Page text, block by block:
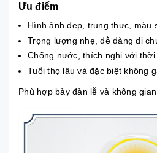
Ưu điểm
Hình ảnh đẹp, trung thực, màu
Trọng lượng nhẹ, dễ dàng di
Chống nước, thích nghi với
Tuổi thọ lâu và đặc biệt không
Phù hợp bày đàn lễ và không gian